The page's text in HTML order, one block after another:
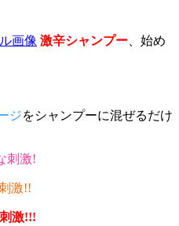
激辛シャンプー 、始め
ジをシャンプーに混ぜるだけ
刺激!
激!!
激!!!